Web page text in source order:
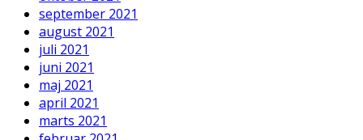
september 2021
august 2021
juli 2021
juni 2021
maj 2021
april 2021
marts 2021